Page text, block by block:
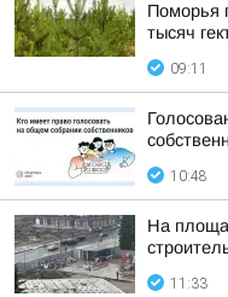
Поморья
тысяч
09:11
10:48
На
11:33